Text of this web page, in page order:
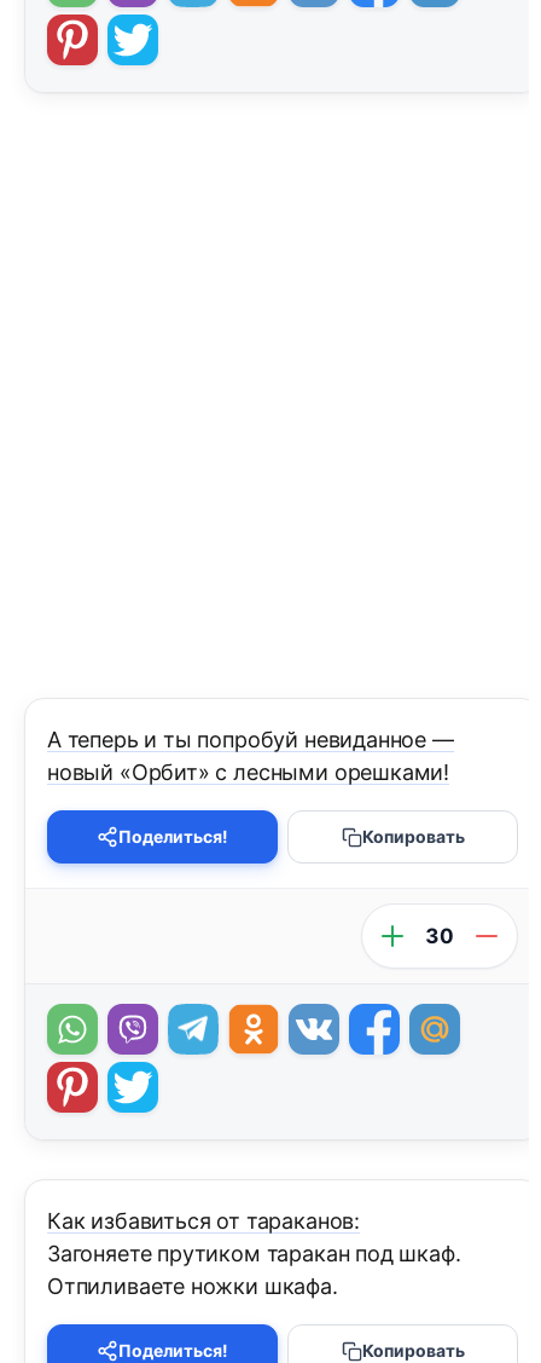
А теперь и ты попробуй невиданное —
новый «Орбит» с лесными орешками!
Поделиться! Копировать
30
Как избавиться от тараканов:
Загоняете прутиком таракан под шкаф.
Отпиливаете ножки шкафа.
Поделиться! Копировать